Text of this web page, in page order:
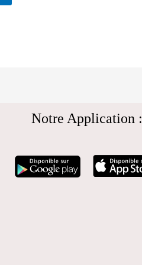
Notre Application :